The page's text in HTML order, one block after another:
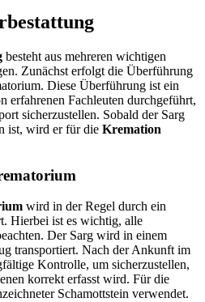
besteht aus mehreren wichtigen
Zunächst erfolgt die Überführung
Diese Überführung ist ein
erfahrenen Fachleuten durchgeführt,
sicherzustellen. Sobald der Sarg
ist, wird er für die Kremation
wird in der Regel durch ein
Hierbei ist es wichtig, alle
Der Sarg wird in einem
transportiert. Nach der Ankunft im
Kontrolle, um sicherzustellen,
korrekt erfasst wird. Für die
Schamottstein verwendet.